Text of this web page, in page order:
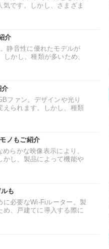
です。しかし、さまざま
介
静音性に優れたモデルが
かし、種類が多いため、
介
ファン。デザインや光り
えられます。しかし、種類
ノもご紹介
らかな映像表示により、
かし、製品によって機能や
も
必要なWi-Fiルーター。製
、戸建てに導入する際に